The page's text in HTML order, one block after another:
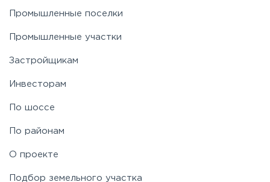
Промышленные поселки
Промышленные участки
Застройщикам
Инвесторам
По шоссе
По районам
О проекте
Подбор земельного участка